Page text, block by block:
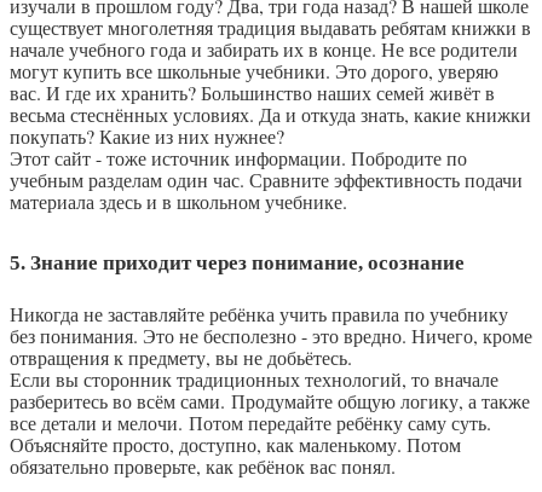
изучали в прошлом году? Два, три года назад? В нашей школе
существует многолетняя традиция выдавать ребятам книжки в
начале учебного года и забирать их в конце. Не все родители
могут купить все школьные учебники. Это дорого, уверяю
вас. И где их хранить? Большинство наших семей живёт в
весьма стеснённых условиях. Да и откуда знать, какие книжки
покупать? Какие из них нужнее?
Этот сайт - тоже источник информации. Побродите по
учебным разделам один час. Сравните эффективность подачи
материала здесь и в школьном учебнике.
5. Знание приходит через понимание, осознание
Никогда не заставляйте ребёнка учить правила по учебнику
без понимания. Это не бесполезно - это вредно. Ничего, кроме
отвращения к предмету, вы не добьётесь.
Если вы сторонник традиционных технологий, то вначале
разберитесь во всём сами. Продумайте общую логику, а также
все детали и мелочи. Потом передайте ребёнку саму суть.
Объясняйте просто, доступно, как маленькому. Потом
обязательно проверьте, как ребёнок вас понял.